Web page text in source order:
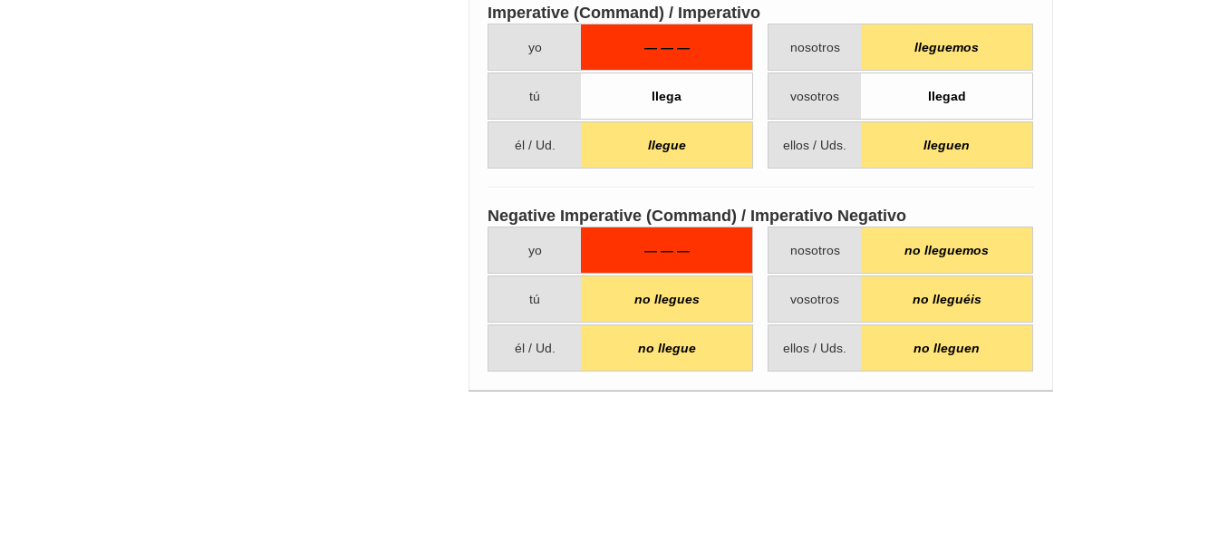
Imperative (Command) / Imperativo
yo — — —
tú llega
él / Ud. llegue
nosotros lleguemos
vosotros llegad
ellos / Uds. lleguen
Negative Imperative (Command) / Imperativo Negativo
yo — — —
tú no llegues
él / Ud. no llegue
nosotros no lleguemos
vosotros no lleguéis
ellos / Uds. no lleguen